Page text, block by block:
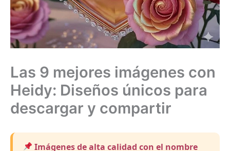
Las 9 mejores imágenes con
Heidy: Diseños únicos para
descargar y compartir
Imágenes de alta calidad con el nombre